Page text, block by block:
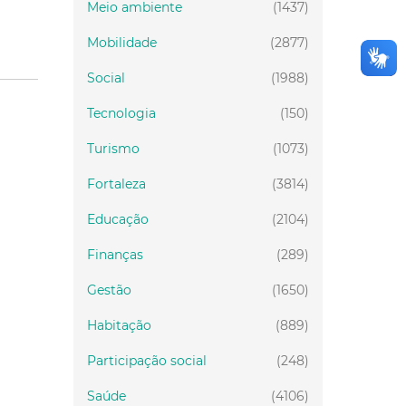
(1437)
Meio ambiente
(2877)
Mobilidade
(1988)
Social
(150)
Tecnologia
(1073)
Turismo
(3814)
Fortaleza
(2104)
Educação
(289)
Finanças
(1650)
Gestão
(889)
Habitação
(248)
Participação social
(4106)
Saúde